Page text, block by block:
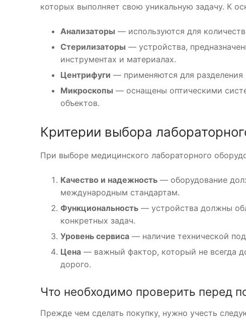
которых выполняет свою уникальную задачу. К
Анализаторы — используются для
Стерилизаторы — устройства,
инструментах и материалах.
Центрифуги — применяются для разделения
Микроскопы — оснащены оптическими
объектов.
Критерии выбора
При выборе медицинского лабораторного
Качество и надежность — оборудование
международным стандартам.
Функциональность — устройства должны
конкретных задач.
Уровень сервиса — наличие технической
Цена — важный фактор, который не всегда
дорого.
Что необходимо проверить перед
Прежде чем сделать покупку, нужно учесть